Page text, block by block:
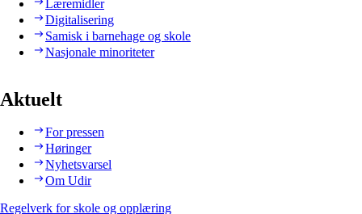
Læremidler
Digitalisering
Samisk i barnehage og skole
Nasjonale minoriteter
Aktuelt
For pressen
Høringer
Nyhetsvarsel
Om Udir
Regelverk for skole og opplæring